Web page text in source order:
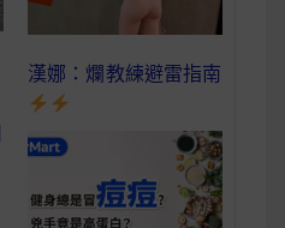
漢娜：爛教練避雷指南